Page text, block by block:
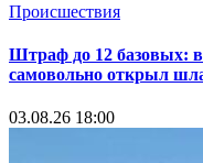
Происшествия
Штраф до 12 базовых:
самовольно открыл
03.08.26 18:00